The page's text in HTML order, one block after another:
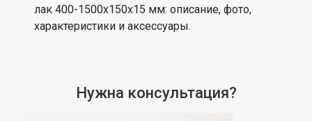
лак 400-1500x150x15 мм: описание, фото,
характеристики и аксессуары.
Нужна консультация?